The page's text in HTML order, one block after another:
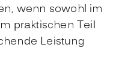
wenn sowohl im
praktischen Teil
Leistung